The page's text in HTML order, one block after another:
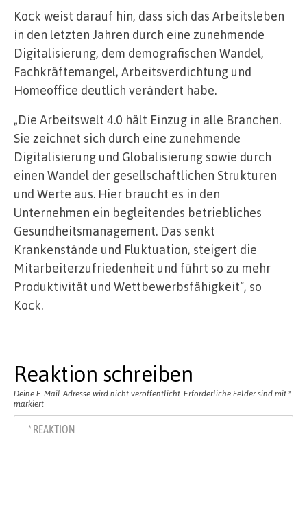
Kock weist darauf hin, dass sich das Arbeitsleben
in den letzten Jahren durch eine zunehmende
Digitalisierung, dem demografischen Wandel,
Fachkräftemangel, Arbeitsverdichtung und
Homeoffice deutlich verändert habe.
„Die Arbeitswelt 4.0 hält Einzug in alle Branchen.
Sie zeichnet sich durch eine zunehmende
Digitalisierung und Globalisierung sowie durch
einen Wandel der gesellschaftlichen Strukturen
und Werte aus. Hier braucht es in den
Unternehmen ein begleitendes betriebliches
Gesundheitsmanagement. Das senkt
Krankenstände und Fluktuation, steigert die
Mitarbeiterzufriedenheit und führt so zu mehr
Produktivität und Wettbewerbsfähigkeit“, so
Kock.
Reaktion schreiben
Deine E-Mail-Adresse wird nicht veröffentlicht. Erforderliche Felder sind mit *
markiert